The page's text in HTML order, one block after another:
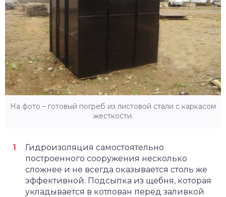
На фото – готовый погреб из листовой стали с каркасом
жесткости.
Гидроизоляция самостоятельно
построенного сооружения несколько
сложнее и не всегда оказывается столь же
эффективной. Подсыпка из щебня, которая
укладывается в котлован перед заливкой